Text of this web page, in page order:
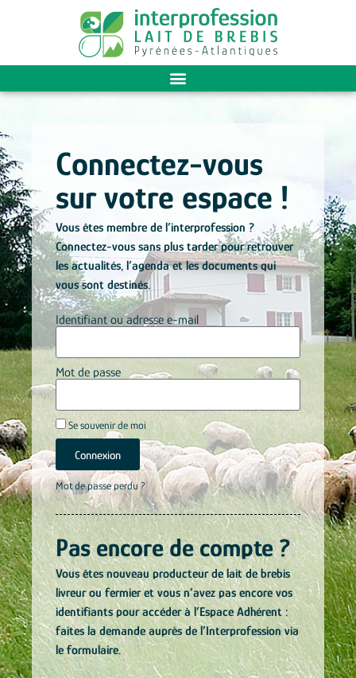
Connectez-vous
sur votre espace !
Vous êtes membre de l’interprofession ?
Connectez-vous sans plus tarder pour retrouver
les actualités, l’agenda et les documents qui
vous sont destinés.
Identifiant ou adresse e-mail
Mot de passe
Se souvenir de moi
Connexion
Mot de passe perdu ?
Pas encore de compte ?
Vous êtes nouveau producteur de lait de brebis
livreur ou fermier et vous n’avez pas encore vos
identifiants pour accéder à l’Espace Adhérent :
faites la demande auprès de l’Interprofession via
le formulaire.